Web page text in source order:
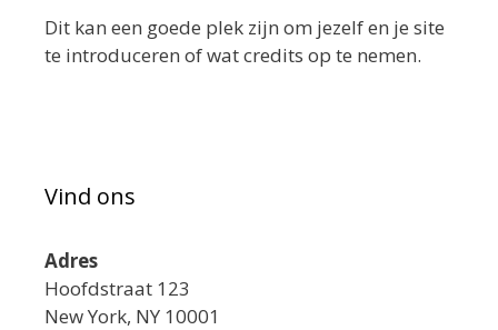
Dit kan een goede plek zijn om jezelf en je site
te introduceren of wat credits op te nemen.
Vind ons
Adres
Hoofdstraat 123
New York, NY 10001